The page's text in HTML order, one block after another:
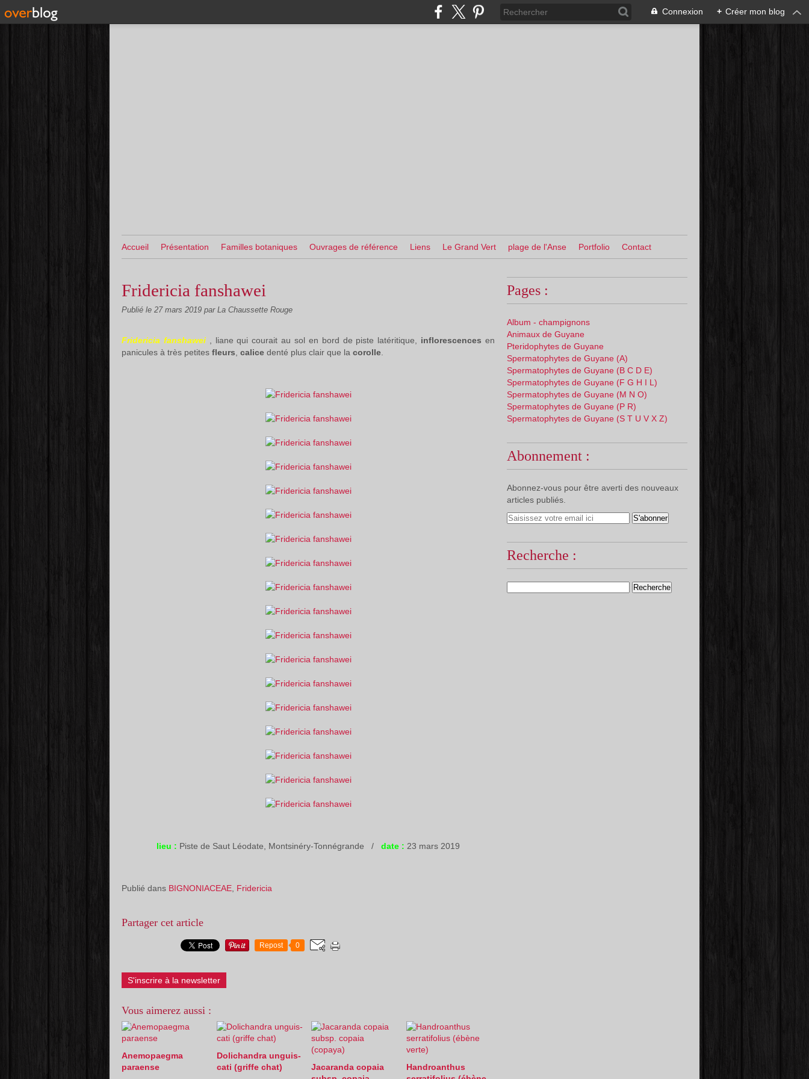
Connexion + Créer mon blog
Accueil Présentation Familles botaniques Ouvrages de référence Liens Le Grand Vert plage de l'Anse Portfolio Contact
Fridericia fanshawei
Publié le 27 mars 2019 par La Chaussette Rouge
Fridericia fanshawei, liane qui courait au sol en bord de piste latéritique, inflorescencesen
panicules à très petites fleurs calice denté plus clair que la corolle
lieu : Piste de Saut Léodate, Montsinéry-Tonnégrande / date : 23 mars 2019
Publié dans BIGNONIACEAE Fridericia
Partager cet article
Repost 0
S'inscrire à la newsletter
Vous aimerez aussi :
Anemopaegma
paraense
Dolichandra unguis-
cati (griffe chat)
Jacaranda copaia
Handroanthus
Pages :
Album - champignons
Animaux de Guyane
Pteridophytes de Guyane
Spermatophytes de Guyane (A)
Spermatophytes de Guyane (B C D E)
Spermatophytes de Guyane (F G H I L)
Spermatophytes de Guyane (M N O)
Spermatophytes de Guyane (P R)
Spermatophytes de Guyane (S T U V X Z)
Abonnement :
Abonnez-vous pour être averti des nouveaux
articles publiés.
Recherche :